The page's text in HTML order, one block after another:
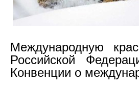
Международную
Российской
Конвенции о